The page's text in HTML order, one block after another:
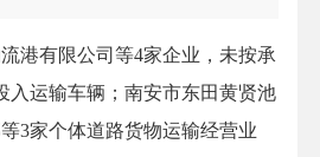
有限公司等4家企业，未按承
入运输车辆；南安市东田黄贤池
3家个体道路货物运输经营业